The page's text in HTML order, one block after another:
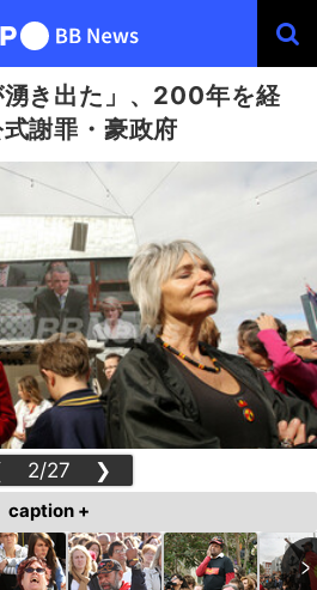
湧き出た」、200年を経
謝罪・豪政府
2/27 ❯
caption +